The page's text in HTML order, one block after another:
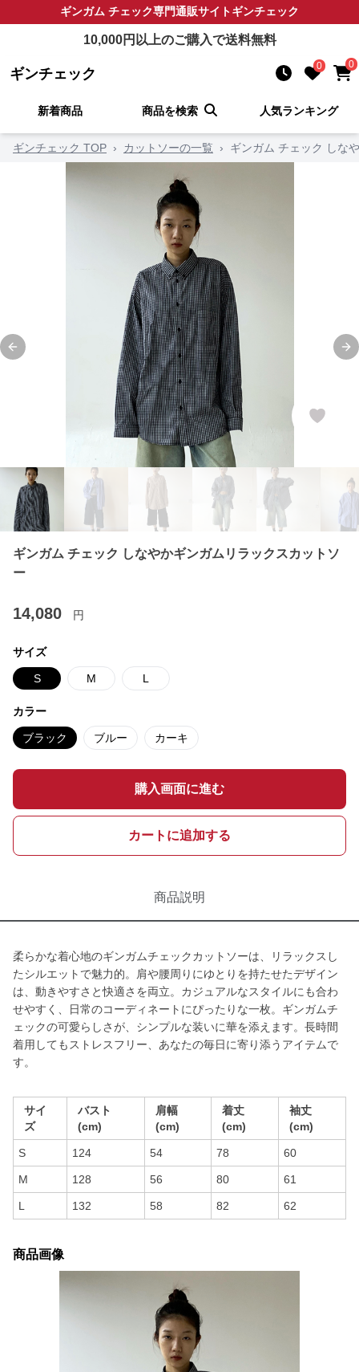
ギンガム チェック専門通販サイトギンチェック
10,000円以上のご購入で送料無料
ギンチェック 0 0
新着商品 商品を検索 人気ランキング
ギンチェック TOP › カットソーの一覧 › ギンガム チェック しな
Previous slide
ギンガム チェック しなやかギンガムリラックスカットソ
ー
14,080 円
サイズ
S M L
カラー
ブラック ブルー カーキ
購入画面に進む
カートに追加する
商品説明
柔らかな着心地のギンガムチェックカットソーは、リラックスし
たシルエットで魅力的。肩や腰周りにゆとりを持たせたデザイン
は、動きやすさと快適さを両立。カジュアルなスタイルにも合わ
せやすく、日常のコーディネートにぴったりな一枚。ギンガムチ
ェックの可愛らしさが、シンプルな装いに華を添えます。長時間
着用してもストレスフリー、あなたの毎日に寄り添うアイテムで
す。
サイ
ズ
バスト
(cm)
肩幅
(cm)
着丈
(cm)
袖丈
(cm)
S 124 54 78 60
M 128 56 80 61
L 132 58 82 62
商品画像